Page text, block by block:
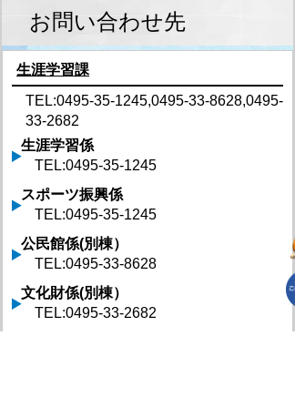
お問い合わせ先
生涯学習課
TEL:0495-35-1245,0495-33-8628,0495-
33-2682
生涯学習係
TEL:0495-35-1245
スポーツ振興係
TEL:0495-35-1245
公民館係(別棟）
TEL:0495-33-8628
文化財係(別棟）
TEL:0495-33-2682